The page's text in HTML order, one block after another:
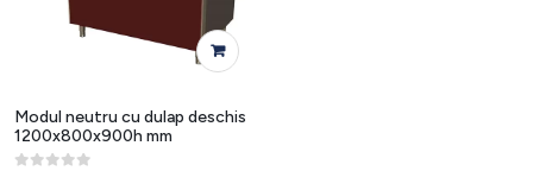
Modul neutru cu dulap deschis
1200x800x900h mm